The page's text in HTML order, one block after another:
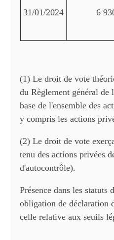
31/01/2024 6
(1) Le droit de vote
du Règlement général
base de l'ensemble des
y compris les actions
(2) Le droit de vote
tenu des actions privées
d'autocontrôle).
Présence dans les
obligation de déclaration
celle relative aux seuils